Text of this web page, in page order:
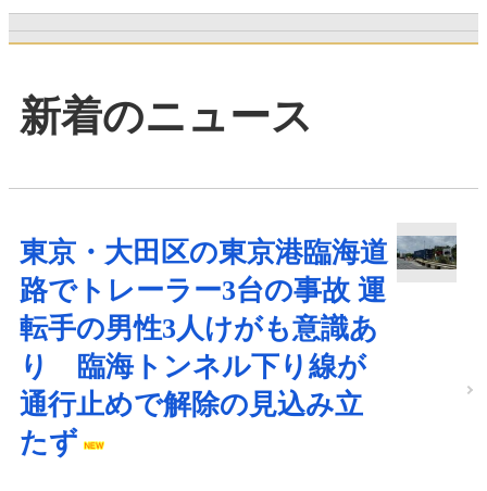
新着のニュース
東京・大田区の東京港臨海道
路でトレーラー3台の事故 運
転手の男性3人けがも意識あ
り 臨海トンネル下り線が
通行止めで解除の見込み立
たず